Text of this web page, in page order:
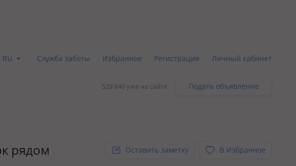
RU Служба заботы Избранное Регистрация Личный кабинет
529 840 уже на сайте Подать объявление
рядом Оставить заметку В Избранное